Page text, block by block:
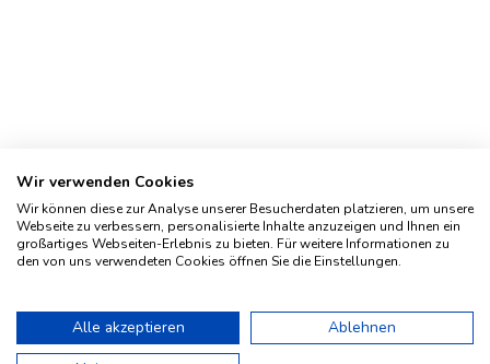
Impressum
Kontakt
Wir verwenden Cookies
Wir können diese zur Analyse unserer Besucherdaten platzieren, um unsere
Webseite zu verbessern, personalisierte Inhalte anzuzeigen und Ihnen ein
großartiges Webseiten-Erlebnis zu bieten. Für weitere Informationen zu
den von uns verwendeten Cookies öffnen Sie die Einstellungen.
Alle akzeptieren
Ablehnen